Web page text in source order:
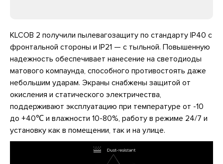
KLCOB 2 получили пылевагозащиту по стандарту IP40 с
фронтальной стороны и IP21 — с тыльной. Повышенную
надежность обеспечивает нанесение на светодиоды
матового компаунда, способного противостоять даже
небольшим ударам. Экраны снабжены защитой от
окисления и статического электричества,
поддерживают эксплуатацию при температуре от -10
до +40℃ и влажности 10-80%, работу в режиме 24/7 и
установку как в помещении, так и на улице.